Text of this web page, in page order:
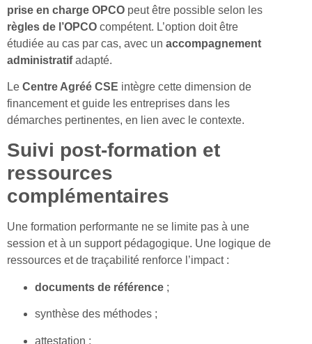
prise en charge OPCO peut être possible selon les
règles de l’OPCO compétent. L’option doit être
étudiée au cas par cas, avec un accompagnement
administratifadapté.
Le Centre Agréé CSE intègre cette dimension de
financement et guide les entreprises dans les
démarches pertinentes, en lien avec le contexte.
Suivi post-formation et
ressources
complémentaires
Une formation performante ne se limite pas à une
session et à un support pédagogique. Une logique de
ressources et de traçabilité renforce l’impact :
documents de référence ;
synthèse des méthodes ;
attestation ;